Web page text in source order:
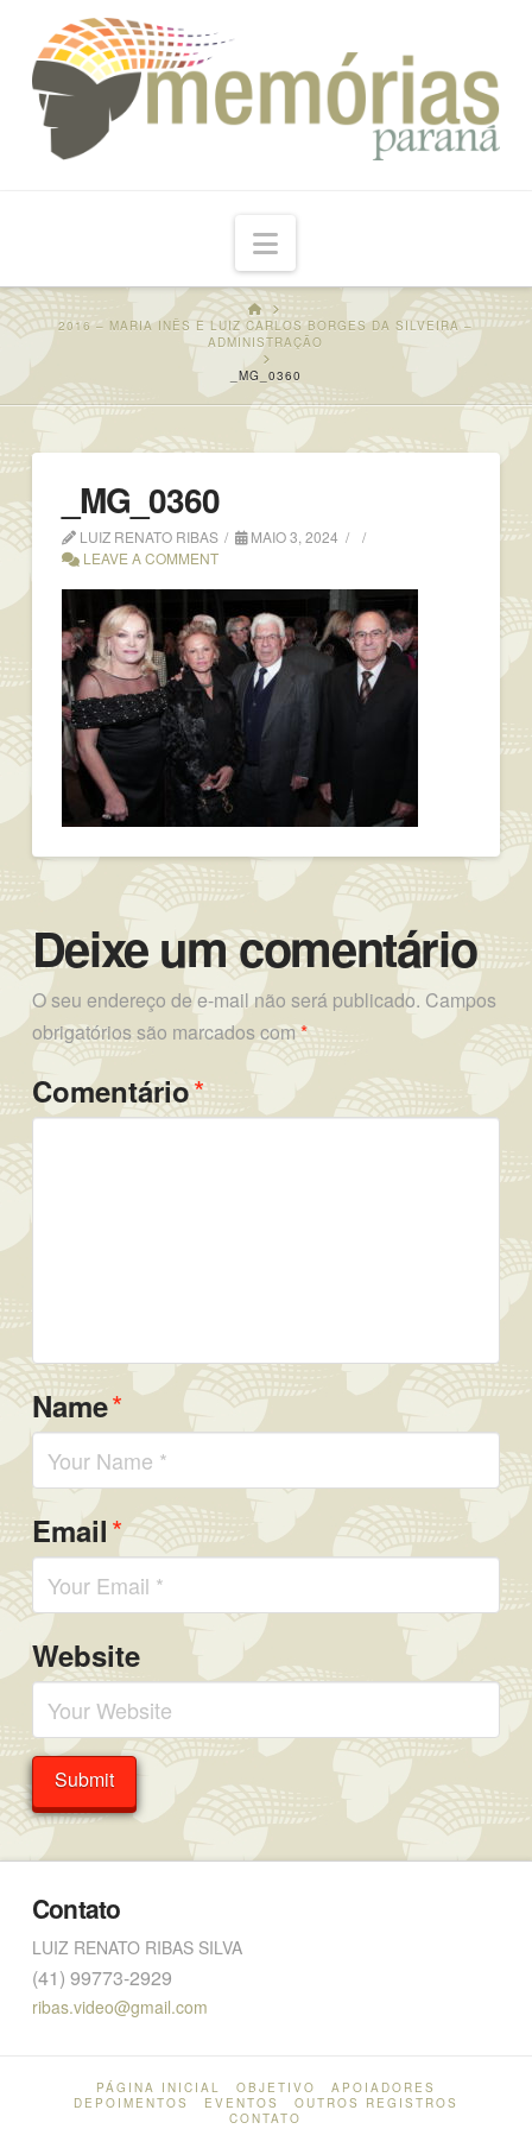
Navigation
HOME
2016 – MARIA INÊS E LUIZ CARLOS BORGES DA SILVEIRA –
ADMINISTRAÇÃO
_MG_0360
_MG_0360
LUIZ RENATO RIBAS
MAIO 3, 2024
LEAVE A COMMENT
Deixe um comentário
O seu endereço de e-mail não será publicado. Campos
obrigatórios são marcados com*
Comentário*
Name*
Email*
Website
Contato
LUIZ RENATO RIBAS SILVA
(41) 99773-2929
ribas.video@gmail.com
PÁGINA INICIAL OBJETIVO
APOIADORES
DEPOIMENTOS
EVENTOS
OUTROS REGISTROS
CONTATO